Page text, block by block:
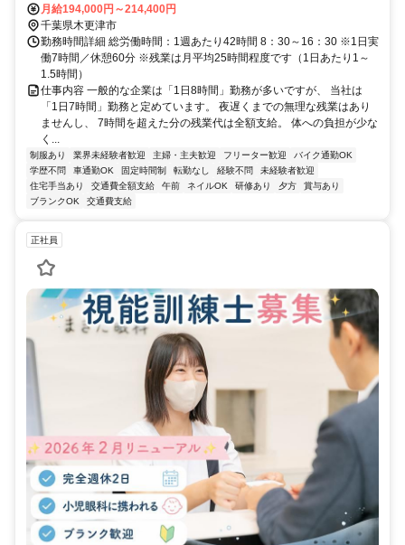
月給194,000円～214,400円
千葉県木更津市
勤務時間詳細 総労働時間：1週あたり42時間 8：30～16：30 ※1日実
働7時間／休憩60分 ※残業は月平均25時間程度です（1日あたり1～
1.5時間）
仕事内容 一般的な企業は「1日8時間」勤務が多いですが、 当社は
「1日7時間」勤務と定めています。 夜遅くまでの無理な残業はあり
ませんし、 7時間を超えた分の残業代は全額支給。 体への負担が少な
く...
制服あり 業界未経験者歓迎 主婦・主夫歓迎 フリーター歓迎
バイク通勤OK
学歴不問
車通勤OK 固定時間制 転勤なし 経験不問
未経験者歓迎
住宅手当あり
交通費全額支給 午前 ネイルOK 研修あり 夕方
賞与あり
ブランクOK
交通費支給
正社員